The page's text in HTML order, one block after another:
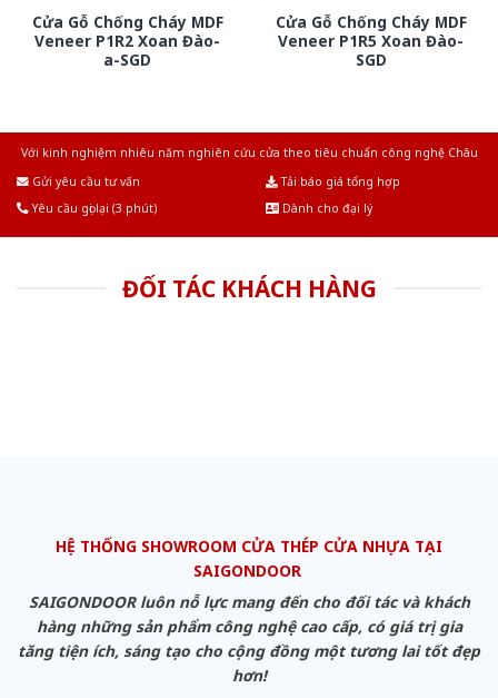
Cửa Gỗ Chống Cháy MDF
Veneer P1R2 Xoan Đào-
a-SGD
Cửa Gỗ Chống Cháy MDF
Veneer P1R5 Xoan Đào-
SGD
Với kinh nghiệm nhiêu năm nghiên cứu cửa theo tiêu chuẩn công nghệ Châu
Gửi yêu cầu tư vấn
Tải báo giá tổng hợp
Yêu cầu gọi lại (3 phút)
Dành cho đại lý
ĐỐI TÁC KHÁCH HÀNG
HỆ THỐNG SHOWROOM CỬA THÉP CỬA NHỰA TẠI
SAIGONDOOR
SAIGONDOOR luôn nỗ lực mang đến cho đối tác và khách
hàng những sản phẩm công nghệ cao cấp, có giá trị gia
tăng tiện ích, sáng tạo cho cộng đồng một tương lai tốt đẹp
hơn!